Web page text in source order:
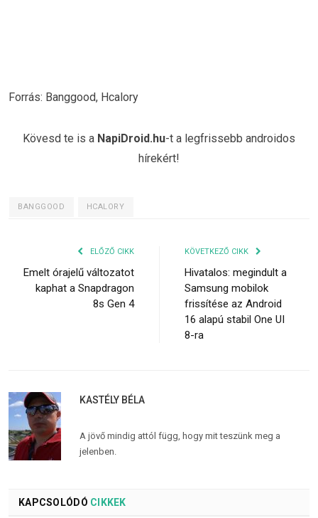
Forrás: Banggood, Hcalory
Kövesd te is a NapiDroid.hu-t a legfrissebb androidos
hírekért!
BANGGOOD HCALORY
ELŐZŐ CIKK
Emelt órajelű változatot
kaphat a Snapdragon
8s Gen 4
KÖVETKEZŐ CIKK
Hivatalos: megindult a
Samsung mobilok
frissítése az Android
16 alapú stabil One UI
8-ra
KASTÉLY BÉLA
A jövő mindig attól függ, hogy mit teszünk meg a
jelenben.
KAPCSOLÓDÓ CIKKEK